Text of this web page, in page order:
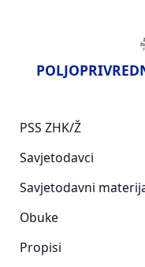
PSS ZHK/Ž
Savjetodavci
Savjetodavni
Obuke
Propisi